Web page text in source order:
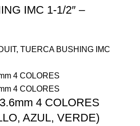
IMC 1-1/2″ –
, TUERCA BUSHING IMC
4 COLORES
AZUL, VERDE)